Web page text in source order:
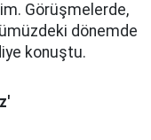
Görüşmelerde,
dönemde
konuştu.